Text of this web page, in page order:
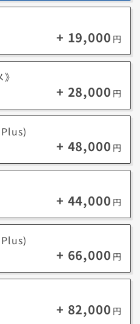
メインストレージにトラブルが発
ことができます。
存するかによって決めよう
SSD、ある程度の速度と容量を
・動画や音楽データ等を大量に保管
○ × ×
△
× ○ ○
+ 19,000 円
+ 28,000 円
+ 48,000 円
+ 44,000 円
+ 66,000 円
+ 82,000 円